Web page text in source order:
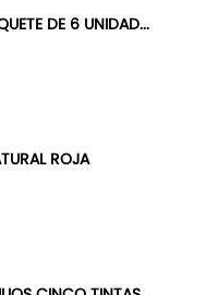
DE 6 UNIDAD...
ROJA